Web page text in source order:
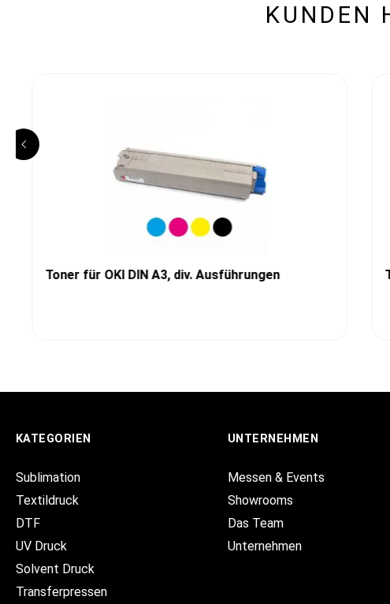
KUNDEN
Toner für OKI DIN A3, div. Ausführungen
KATEGORIEN
Sublimation
Textildruck
DTF
UV Druck
Solvent Druck
Transferpressen
UNTERNEHMEN
Messen & Events
Showrooms
Das Team
Unternehmen